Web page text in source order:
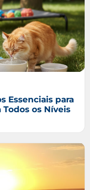
Essenciais para
Todos os Níveis